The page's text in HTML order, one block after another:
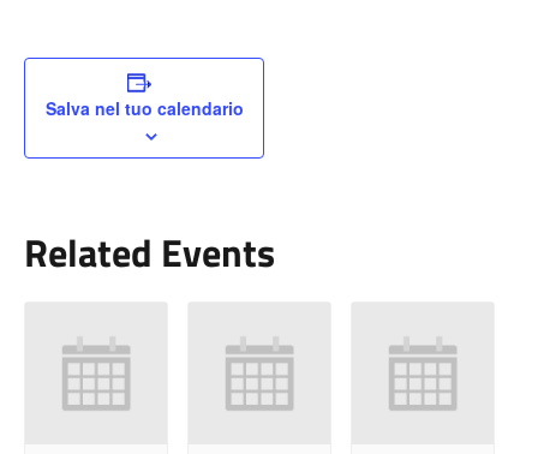
Salva nel tuo calendario
Related Events